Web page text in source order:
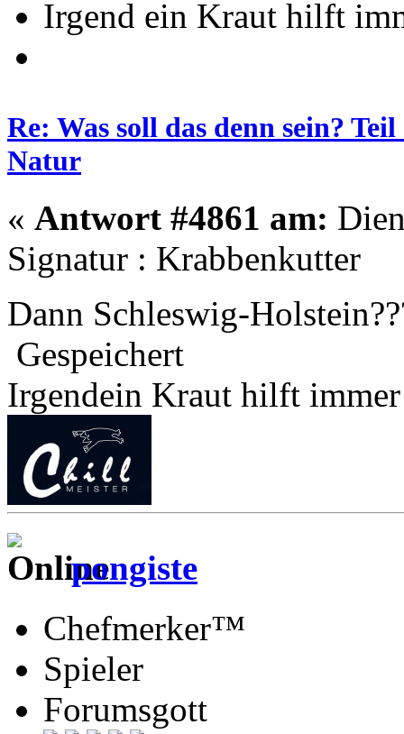
Irgend ein Kraut hilft
Re: Was soll das denn sein?
Natur
« Antwort #4861 am:
Signatur : Krabbenkutter
Dann Schleswig-
Gespeichert
Irgendein Kraut hilft
pongiste
Chefmerker™
Spieler
Forumsgott